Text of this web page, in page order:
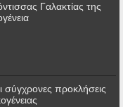
Γαλακτίας της
σύγχρονες προκλήσεις